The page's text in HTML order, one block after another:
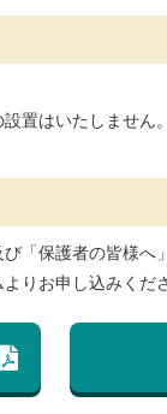
置はいたしません。
「保護者の皆様へ
りお申し込みくだ